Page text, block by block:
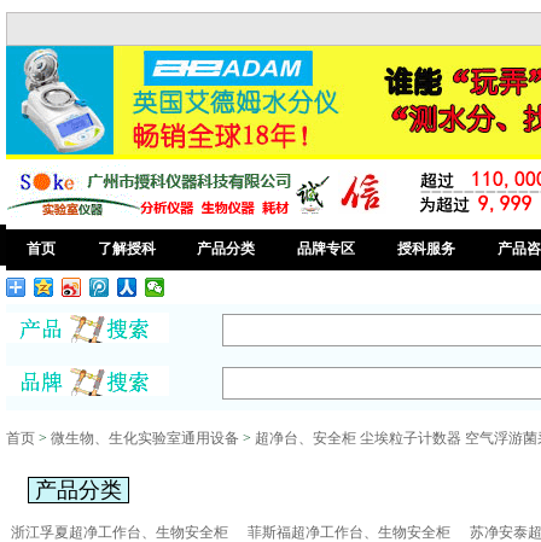
首页 了解授科 产品分类 品牌专区 授科服务 产品
首页> 微生物、生化实验室通用设备 > 超净台、安全柜 尘埃粒子计数器 空气浮游菌
产品分类
浙江孚夏超净工作台、生物安全柜 菲斯福超净工作台、生物安全柜 苏净安泰